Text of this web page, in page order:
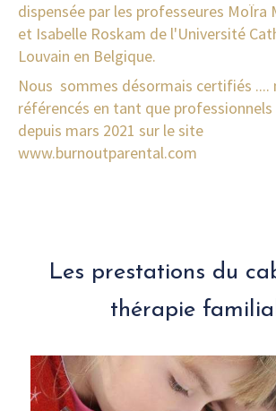
dispensée par les professeures MoÏra
et Isabelle Roskam de l'Université
Louvain en Belgique.
Nous sommes désormais certifiés ....
référencés en tant que
depuis mars 2021 sur le site
www.burnoutparental.com
Les prestations du
thérapie